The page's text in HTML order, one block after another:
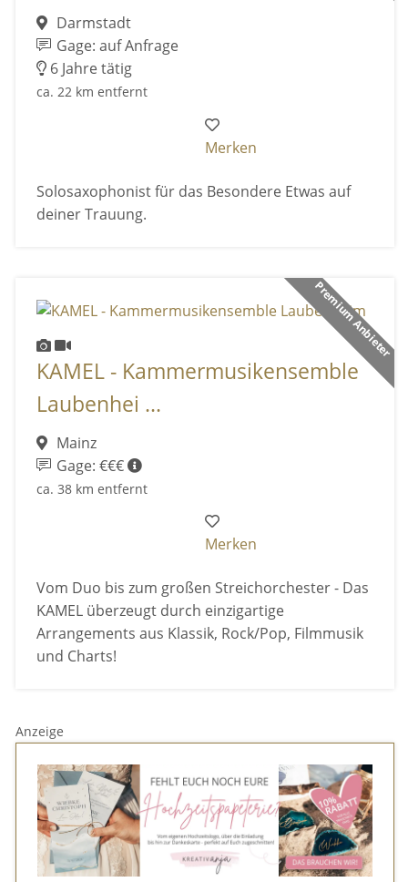
Darmstadt
Gage: auf Anfrage
6 Jahre tätig
ca. 22 km entfernt
Merken
Solosaxophonist für das Besondere Etwas auf
deiner Trauung.
Premium Anbieter
KAMEL - Kammermusikensemble
Laubenhei ...
Mainz
Gage: €€€
ca. 38 km entfernt
Merken
Vom Duo bis zum großen Streichorchester - Das
KAMEL überzeugt durch einzigartige
Arrangements aus Klassik, Rock/Pop, Filmmusik
und Charts!
Anzeige